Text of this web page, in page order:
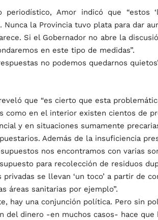
Amor indicó que “estos
la Provincia tuvo plata para dar
Si el Gobernador no abre la
en este tipo de medidas”.
no podemos quedarnos
que “es cierto que esta
como en el interior existen cientos de
y en situaciones sumamente
Además de la insuficiencia
nos encontramos con varias
para recolección de residuos
se llevan ‘un toco’ a partir de
áreas sanitarias por ejemplo”.
hay una conjunción política. Pero sin
del dinero -en muchos casos- hace que